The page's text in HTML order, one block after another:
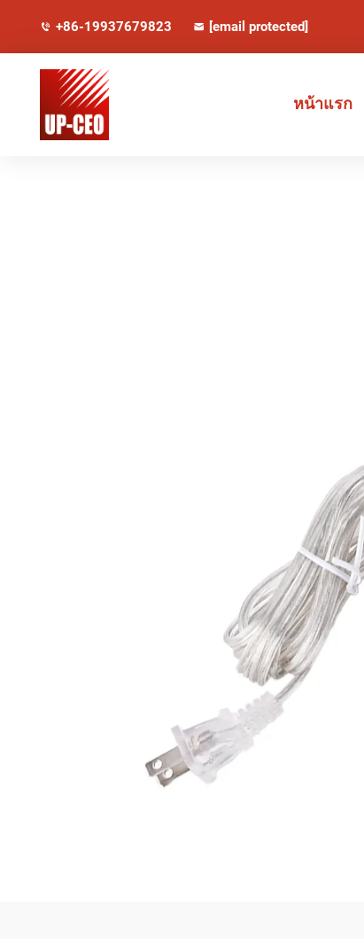
+86-19937679823 [email protected]
หน้าแรก